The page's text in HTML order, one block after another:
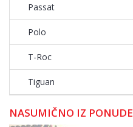
Passat
Polo
T-Roc
Tiguan
NASUMIČNO IZ PONUDE